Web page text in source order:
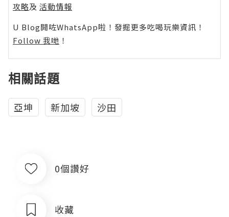
攻略及 活動情報
U Blog開咗WhatsApp啦！發掘更多吃喝玩樂資訊！
Follow 我哋 ！
相關話題
亞坤 新加坡 沙田
0個讚好
收藏